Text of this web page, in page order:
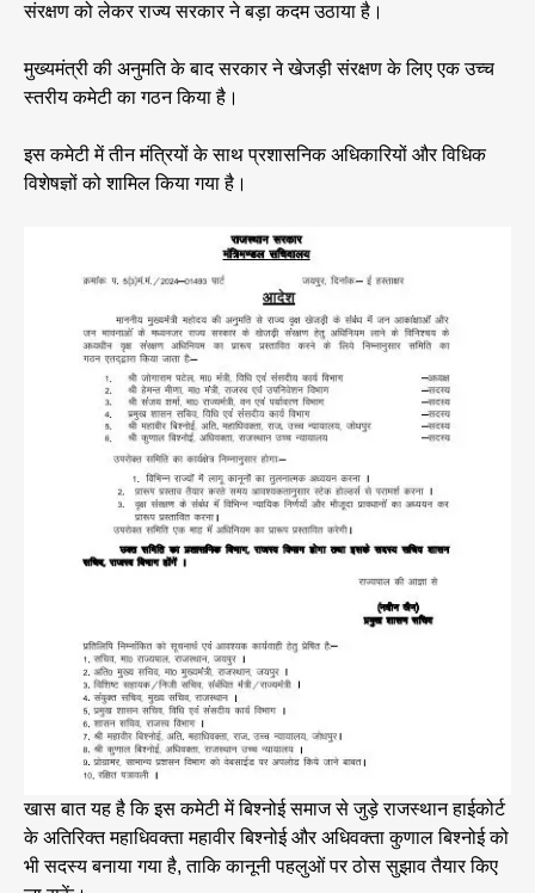
संरक्षण को लेकर राज्य सरकार ने बड़ा कदम उठाया है।
मुख्यमंत्री की अनुमति के बाद सरकार ने खेजड़ी संरक्षण के लिए एक उच्च
स्तरीय कमेटी का गठन किया है।
इस कमेटी में तीन मंत्रियों के साथ प्रशासनिक अधिकारियों और विधिक
विशेषज्ञों को शामिल किया गया है।
खास बात यह है कि इस कमेटी में बिश्नोई समाज से जुड़े राजस्थान हाईकोर्ट
के अतिरिक्त महाधिवक्ता महावीर बिश्नोई और अधिवक्ता कुणाल बिश्नोई को
भी सदस्य बनाया गया है, ताकि कानूनी पहलुओं पर ठोस सुझाव तैयार किए